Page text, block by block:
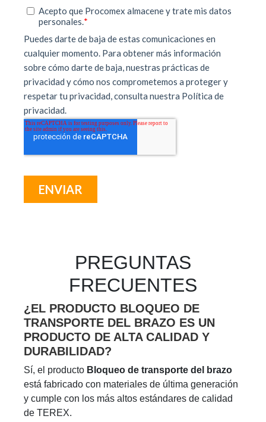
PREGUNTAS
FRECUENTES
¿EL PRODUCTO BLOQUEO DE
TRANSPORTE DEL BRAZO ES UN
PRODUCTO DE ALTA CALIDAD Y
DURABILIDAD?
Sí, el producto Bloqueo de transporte del brazo
está fabricado con materiales de última generación
y cumple con los más altos estándares de calidad
de TEREX.